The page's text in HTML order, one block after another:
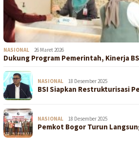
NASIONAL 26 Maret 2026
Dukung Program Pemerintah, Kinerja
NASIONAL 18 Desember 2025
BSI Siapkan Restrukturisasi
NASIONAL 18 Desember 2025
Pemkot Bogor Turun